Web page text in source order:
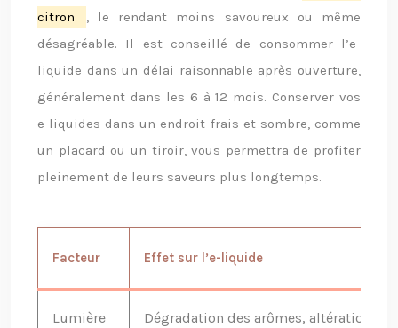
citron
, le rendant moins savoureux ou même
désagréable. Il est conseillé de consommer l’e-
liquide dans un délai raisonnable après ouverture,
généralement dans les 6 à 12 mois. Conserver vos
e-liquides dans un endroit frais et sombre, comme
un placard ou un tiroir, vous permettra de profiter
pleinement de leurs saveurs plus longtemps.
Facteur Effet sur l’e-liquide
Lumière Dégradation des arômes, altération de